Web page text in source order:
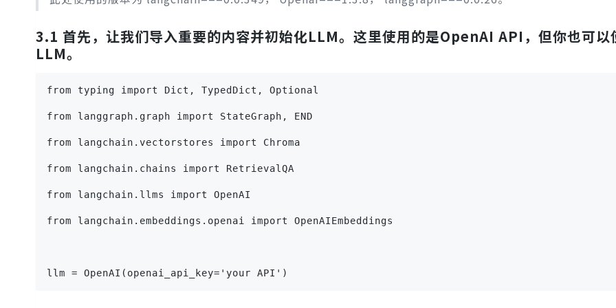
3.1 首先，让我们导入重要的内容并初始化LLM。这里使用的是OpenAI API，但你也可以
LLM。
from typing import Dict, TypedDict, Optional
from langgraph.graph import StateGraph, END
from langchain.vectorstores import Chroma
from langchain.chains import RetrievalQA
from langchain.llms import OpenAI
from langchain.embeddings.openai import OpenAIEmbeddings
llm = OpenAI(openai_api_key='your API')